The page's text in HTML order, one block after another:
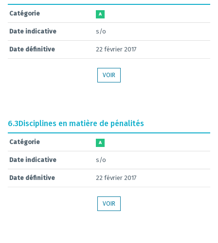
Catégorie A
Date indicative s/o
Date définitive 22 février 2017
VOIR
6.3Disciplines en matière de pénalités
Catégorie A
Date indicative s/o
Date définitive 22 février 2017
VOIR